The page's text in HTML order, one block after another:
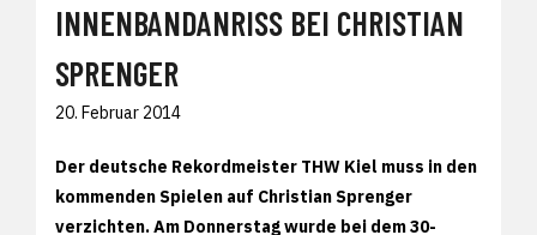
INNENBANDANRISS BEI CHRISTIAN
SPRENGER
20. Februar 2014
Der deutsche Rekordmeister THW Kiel muss in den
kommenden Spielen auf Christian Sprenger
verzichten. Am Donnerstag wurde bei dem 30-